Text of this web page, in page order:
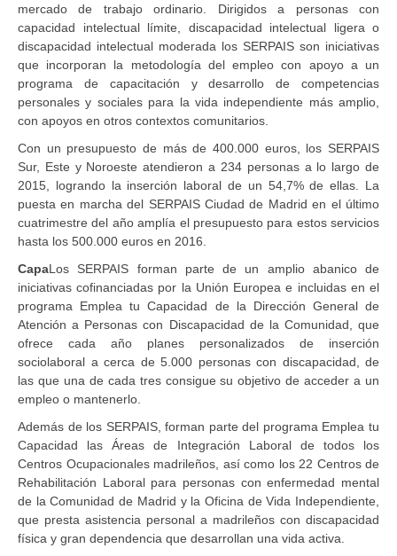
mercado de trabajo ordinario. Dirigidos a personas con
capacidad intelectual límite, discapacidad intelectual ligera o
discapacidad intelectual moderada los SERPAIS son iniciativas
que incorporan la metodología del empleo con apoyo a un
programa de capacitación y desarrollo de competencias
personales y sociales para la vida independiente más amplio,
con apoyos en otros contextos comunitarios.
Con un presupuesto de más de 400.000 euros, los SERPAIS
Sur, Este y Noroeste atendieron a 234 personas a lo largo de
2015, logrando la inserción laboral de un 54,7% de ellas. La
puesta en marcha del SERPAIS Ciudad de Madrid en el último
cuatrimestre del año amplía el presupuesto para estos servicios
hasta los 500.000 euros en 2016.
CapaLos SERPAIS forman parte de un amplio abanico de
iniciativas cofinanciadas por la Unión Europea e incluidas en el
programa Emplea tu Capacidad de la Dirección General de
Atención a Personas con Discapacidad de la Comunidad, que
ofrece cada año planes personalizados de inserción
sociolaboral a cerca de 5.000 personas con discapacidad, de
las que una de cada tres consigue su objetivo de acceder a un
empleo o mantenerlo.
Además de los SERPAIS, forman parte del programa Emplea tu
Capacidad las Áreas de Integración Laboral de todos los
Centros Ocupacionales madrileños, así como los 22 Centros de
Rehabilitación Laboral para personas con enfermedad mental
de la Comunidad de Madrid y la Oficina de Vida Independiente,
que presta asistencia personal a madrileños con discapacidad
física y gran dependencia que desarrollan una vida activa.